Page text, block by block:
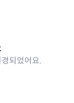
되었어요.